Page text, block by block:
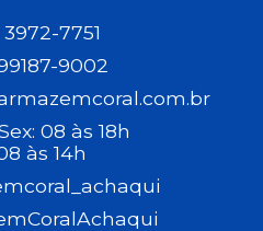
3972-7751
9002
08 às 18h
às 14h